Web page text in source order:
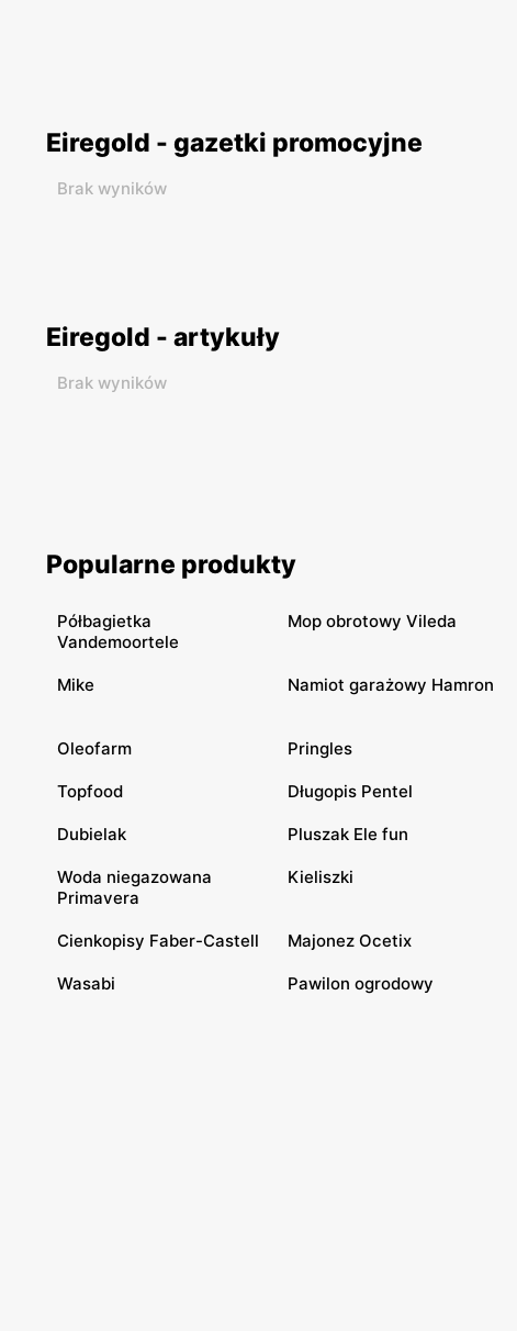
Eiregold - gazetki promocyjne
Brak wyników
Eiregold - artykuły
Brak wyników
Popularne produkty
Półbagietka
Vandemoortele
Mop obrotowy Vileda
Mike Namiot garażowy Hamron
Oleofarm Pringles
Topfood Długopis Pentel
Dubielak Pluszak Ele fun
Woda niegazowana
Primavera
Kieliszki
Cienkopisy Faber-Castell Majonez Ocetix
Wasabi Pawilon ogrodowy